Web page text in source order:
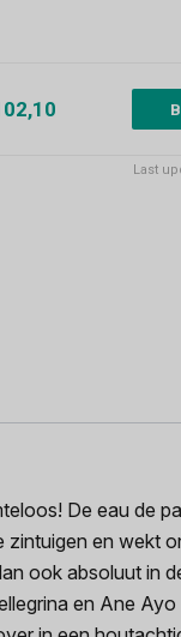
Last
De eau de
zintuigen en wekt
ook absoluut in
en Ane Ayo